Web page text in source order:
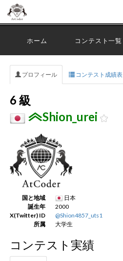
新規登録
ホーム コンテスト一覧
プロフィール コンテスト成績表
6 級
Shion_urei
国と地域
日本
誕生年
2000
X(Twitter) ID
@Shion4857_uts1
所属
大学生
コンテスト実績